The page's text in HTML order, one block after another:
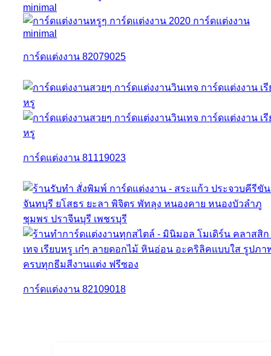
การ์ดแต่งงาน 82079025
การ์ดแต่งงาน 81119023
การ์ดแต่งงาน 82109018